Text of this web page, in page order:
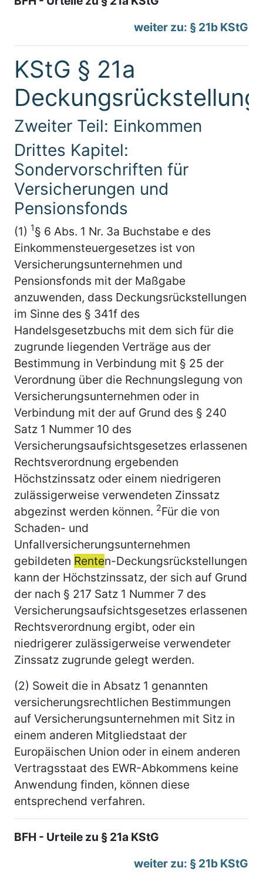
weiter zu: § 21b KStG
KStG § 21a
Zweiter Teil: Einkommen
Drittes Kapitel:
Sondervorschriften für
Versicherungen und
Pensionsfonds
(1) 1§ 6 Abs. 1 Nr. 3a Buchstabe e des
Einkommensteuergesetzes ist von
Versicherungsunternehmen und
Pensionsfonds mit der Maßgabe
anzuwenden, dass Deckungsrückstellungen
im Sinne des § 341f des
Handelsgesetzbuchs mit dem sich für die
zugrunde liegenden Verträge aus der
Bestimmung in Verbindung mit § 25 der
Verordnung über die Rechnungslegung von
Versicherungsunternehmen oder in
Verbindung mit der auf Grund des § 240
Satz 1 Nummer 10 des
Versicherungsaufsichtsgesetzes erlassenen
Rechtsverordnung ergebenden
Höchstzinssatz oder einem niedrigeren
zulässigerweise verwendeten Zinssatz
abgezinst werden können. 2Für die von
Schaden- und
Unfallversicherungsunternehmen
gebildeten Renten-Deckungsrückstellungen
kann der Höchstzinssatz, der sich auf Grund
der nach § 217 Satz 1 Nummer 7 des
Versicherungsaufsichtsgesetzes erlassenen
Rechtsverordnung ergibt, oder ein
niedrigerer zulässigerweise verwendeter
Zinssatz zugrunde gelegt werden.
(2) Soweit die in Absatz 1 genannten
versicherungsrechtlichen Bestimmungen
auf Versicherungsunternehmen mit Sitz in
einem anderen Mitgliedstaat der
Europäischen Union oder in einem anderen
Vertragsstaat des EWR-Abkommens keine
Anwendung finden, können diese
entsprechend verfahren.
BFH - Urteile zu § 21a KStG
weiter zu: § 21b KStG